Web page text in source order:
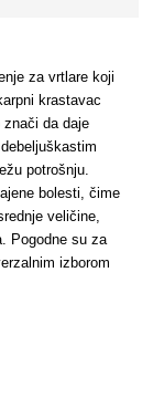
za vrtlare koji
krastavac
da daje
potrošnju.
bolesti, čime
veličine,
Pogodne su za
izborom